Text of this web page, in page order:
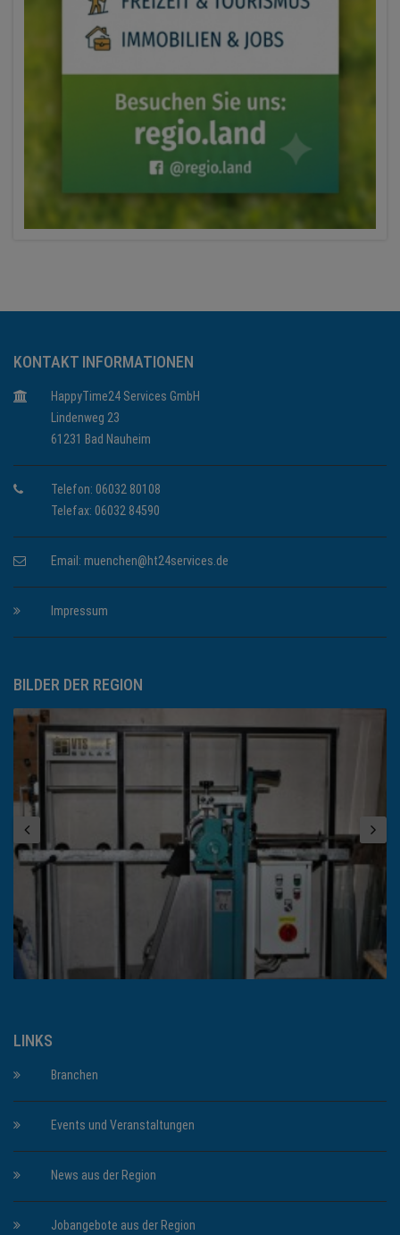
KONTAKT INFORMATIONEN
HappyTime24 Services GmbH
Lindenweg 23
61231 Bad Nauheim
Telefon: 06032 80108
Telefax: 06032 84590
Email: muenchen@ht24services.de
Impressum
BILDER DER REGION
LINKS
Branchen
Events und Veranstaltungen
News aus der Region
Jobangebote aus der Region